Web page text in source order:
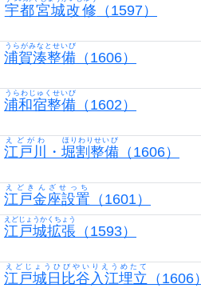
宇都宮城改修 （1597）
浦賀湊整備
うらがみなとせいび
（1606）
浦和宿整備
うらわじゅくせいび
（1602）
江戸川
えどがわ
・ 堀割整備
ほりわりせいび
（1606）
江戸金座設置
えどきんざせっち
（1601）
江戸城拡張
えどじょうかくちょう
（1593）
江戸城日比谷入江埋立
えどじょうひびやいりえうめたて
（1606）